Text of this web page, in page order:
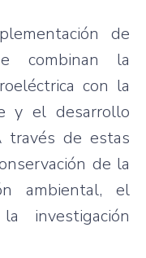
de
combinan la
con la
y el desarrollo
través de estas
de la
ambiental, el
investigación